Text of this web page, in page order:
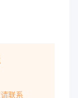
大类:一类
小分子和
运行。例
重金属、
联系